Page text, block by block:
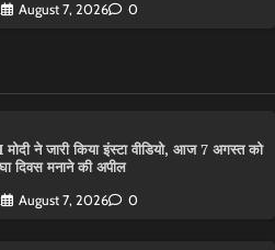
August 7, 2026 0
ने जारी किया इंस्टा वीडियो, आज 7 अगस्त को
दिवस मनाने की अपील
August 7, 2026 0